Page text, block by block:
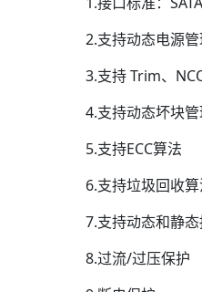
2.支持动态电源管
3.支持 Trim、
4.支持动态坏块管
5.支持ECC算法
6.支持垃圾回收
7.支持动态和静
8.过流/过压保护